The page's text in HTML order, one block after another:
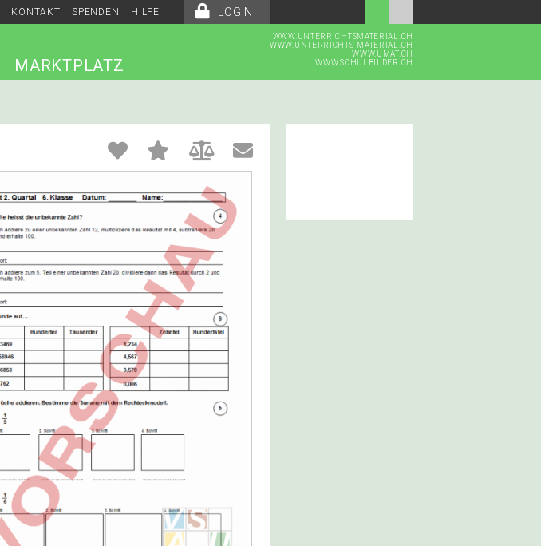
LOGIN
KONTAKT SPENDEN HILFE
WWW.UNTERRICHTSMATERIAL.CH
WWW.UNTERRICHTS-MATERIAL.CH
WWW.UMAT.CH
WWW.SCHULBILDER.CH
MARKTPLATZ